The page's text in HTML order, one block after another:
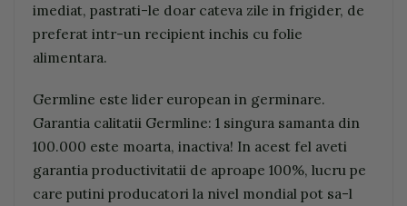
imediat, pastrati-le doar cateva zile in frigider, de
preferat intr-un recipient inchis cu folie
alimentara.
Germline este lider european in germinare.
Garantia calitatii Germline: 1 singura samanta din
100.000 este moarta, inactiva! In acest fel aveti
garantia productivitatii de aproape 100%, lucru pe
care putini producatori la nivel mondial pot sa-l